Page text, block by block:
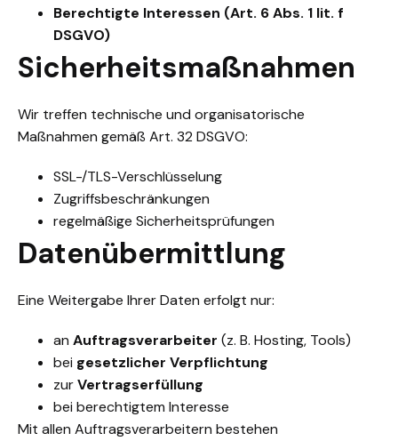
Berechtigte Interessen (Art. 6 Abs. 1 lit. f
DSGVO)
Sicherheitsmaßnahmen
Wir treffen technische und organisatorische
Maßnahmen gemäß Art. 32 DSGVO:
SSL-/TLS-Verschlüsselung
Zugriffsbeschränkungen
regelmäßige Sicherheitsprüfungen
Datenübermittlung
Eine Weitergabe Ihrer Daten erfolgt nur:
an Auftragsverarbeiter (z. B. Hosting, Tools)
bei gesetzlicher Verpflichtung
zurVertragserfüllung
bei berechtigtem Interesse
Mit allen Auftragsverarbeitern bestehen